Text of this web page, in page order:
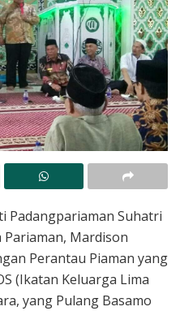
Padangpariaman Suhatri
Mardison
Perantau Piaman yang
(Ikatan Keluarga Lima
yang Pulang Basamo